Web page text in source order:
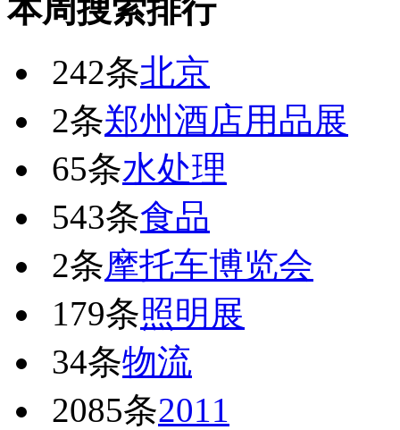
本周搜索排行
242条北京
2条郑州酒店用品展
65条水处理
543条食品
2条摩托车博览会
179条照明展
34条物流
2085条2011